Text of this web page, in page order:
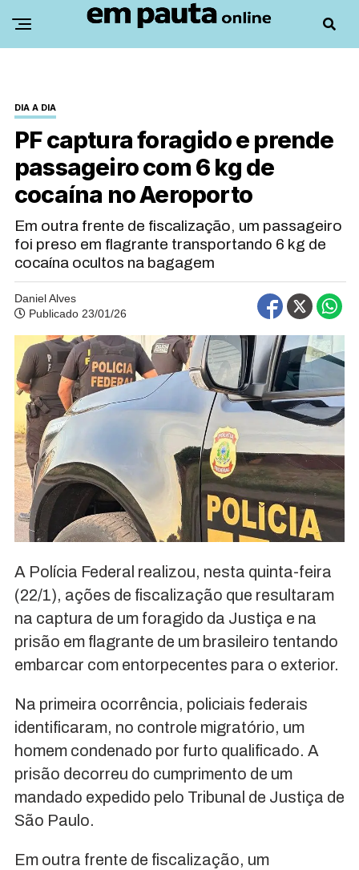
DIA A DIA
PF captura foragido e prende
passageiro com 6 kg de
cocaína no Aeroporto
Em outra frente de fiscalização, um passageiro
foi preso em flagrante transportando 6 kg de
cocaína ocultos na bagagem
Daniel Alves
Publicado 23/01/26
A Polícia Federal realizou, nesta quinta-feira
(22/1), ações de fiscalização que resultaram
na captura de um foragido da Justiça e na
prisão em flagrante de um brasileiro tentando
embarcar com entorpecentes para o exterior.
Na primeira ocorrência, policiais federais
identificaram, no controle migratório, um
homem condenado por furto qualificado. A
prisão decorreu do cumprimento de um
mandado expedido pelo Tribunal de Justiça de
São Paulo.
Em outra frente de fiscalização, um